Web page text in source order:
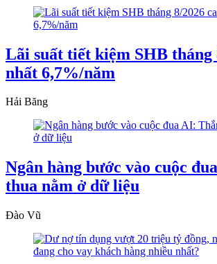
Lãi suất tiết kiệm SHB tháng
nhất 6,7%/năm
Hải Băng
Ngân hàng bước vào cuộc
thua nằm ở dữ liệu
Đào Vũ